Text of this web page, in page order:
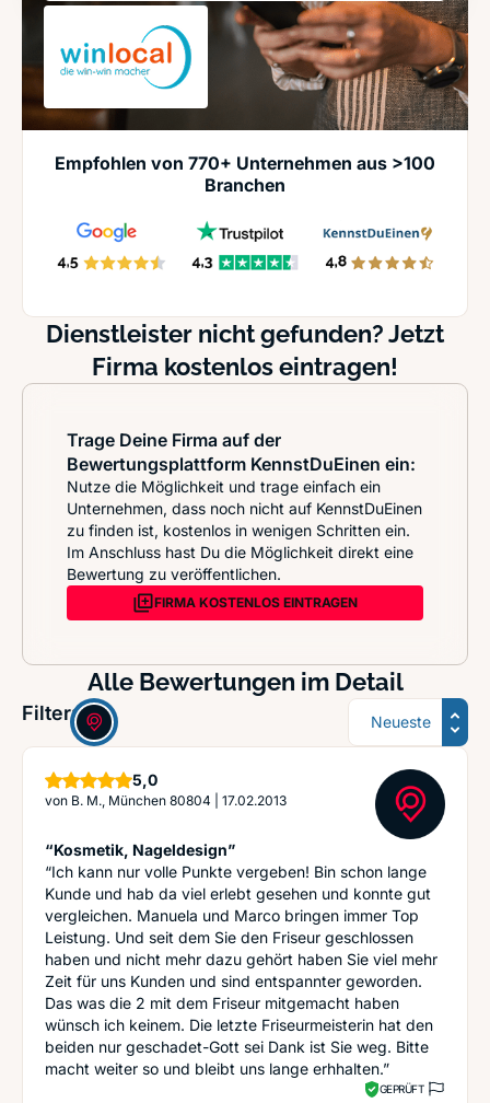
Empfohlen von 770+ Unternehmen aus >100
Branchen
Dienstleister nicht gefunden? Jetzt
Firma kostenlos eintragen!
Trage Deine Firma auf der
Bewertungsplattform KennstDuEinen ein:
Nutze die Möglichkeit und trage einfach ein
Unternehmen, dass noch nicht auf KennstDuEinen
zu finden ist, kostenlos in wenigen Schritten ein.
Im Anschluss hast Du die Möglichkeit direkt eine
Bewertung zu veröffentlichen.
FIRMA KOSTENLOS EINTRAGEN
Alle Bewertungen im Detail
Filter: Sortierung
5,0Sterne
von B. M., München 80804 17.02.2013
“Kosmetik, Nageldesign”
“Ich kann nur volle Punkte vergeben! Bin schon lange
Kunde und hab da viel erlebt gesehen und konnte gut
vergleichen. Manuela und Marco bringen immer Top
Leistung. Und seit dem Sie den Friseur geschlossen
haben und nicht mehr dazu gehört haben Sie viel mehr
Zeit für uns Kunden und sind entspannter geworden.
Das was die 2 mit dem Friseur mitgemacht haben
wünsch ich keinem. Die letzte Friseurmeisterin hat den
beiden nur geschadet-Gott sei Dank ist Sie weg. Bitte
macht weiter so und bleibt uns lange erhhalten.”
GEPRÜFT